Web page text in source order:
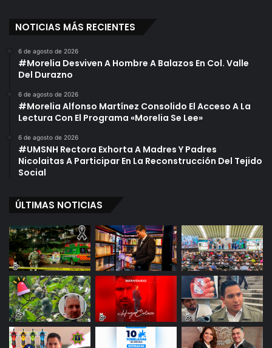
NOTICIAS MÁS RECIENTES
6 de agosto de 2026
#Morelia Desviven A Hombre A Balazos En Col. Valle
Del Durazno
6 de agosto de 2026
#Morelia Alfonso Martínez Consolido El Acceso A La
Lectura Con El Programa «Morelia Se Lee»
6 de agosto de 2026
#UMSNH Rectora Exhorta A Madres Y Padres
Nicolaitas A Participar En La Reconstrucción Del Tejido
Social
ÚLTIMAS NOTICIAS